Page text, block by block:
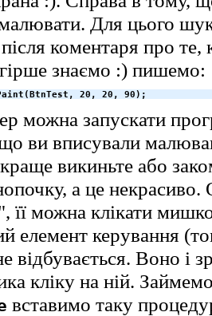
Для цього
після коментаря про
знаємо :) пишемо:
20, 20, 90);
можна запускати
ви вписували
викиньте або
а це
її можна клікати
елемент керування
відбувається. Воно і
кліку на ній.
вставимо таку